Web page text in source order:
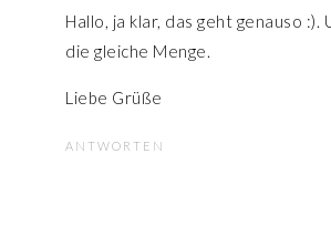
Hallo, ja klar, das geht genauso :).
die gleiche Menge.
Liebe Grüße
ANTWORTEN